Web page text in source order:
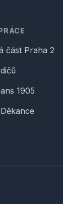
část Praha 2
1905